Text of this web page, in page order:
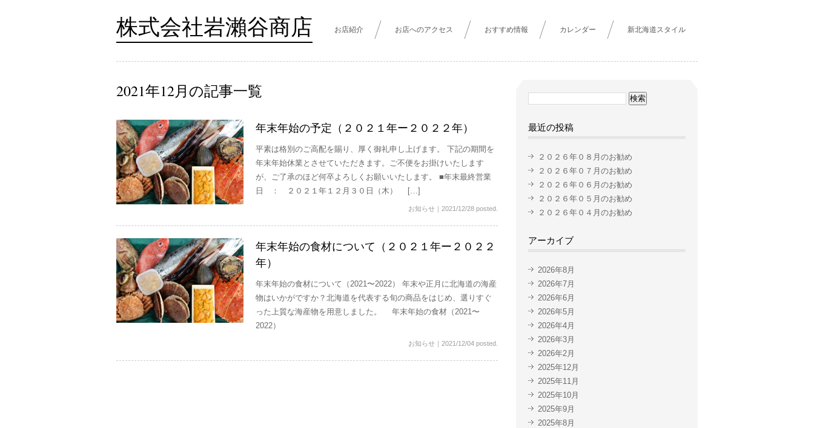
株式会社岩瀨谷商店 お店紹介 お店へのアクセス おすすめ情報 カレンダー 新北海道スタイル
2021年12月の記事一覧
年末年始の予定（２０２１年ー２０２２年）
平素は格別のご高配を賜り、厚く御礼申し上げます。 下記の期間を
年末年始休業とさせていただきます。ご不便をお掛けいたします
が、ご了承のほど何卒よろしくお願いいたします。 ■年末最終営業
日 ： ２０２１年１２月３０日（木） […]
お知らせ ｜ 2021/12/28 posted.
年末年始の食材について（２０２１年ー２０２２
年）
年末年始の食材について（2021〜2022） 年末や正月に北海道の海産
物はいかがですか？北海道を代表する旬の商品をはじめ、選りすぐ
った上質な海産物を用意しました。 年末年始の食材（2021〜
2022）
お知らせ ｜ 2021/12/04 posted.
最近の投稿
２０２６年０８月のお勧め
２０２６年０７月のお勧め
２０２６年０６月のお勧め
２０２６年０５月のお勧め
２０２６年０４月のお勧め
アーカイブ
2026年8月
2026年7月
2026年6月
2026年5月
2026年4月
2026年3月
2026年2月
2025年12月
2025年11月
2025年10月
2025年9月
2025年8月